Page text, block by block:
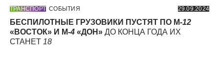
ТРАНСПОРТ СОБЫТИЯ 29.09.2024
БЕСПИЛОТНЫЕ ГРУЗОВИКИ ПУСТЯТ ПО М-12
«ВОСТОК» И М-4 «ДОН» ДО КОНЦА ГОДА ИХ
СТАНЕТ 18